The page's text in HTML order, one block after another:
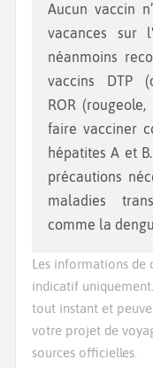
Aucun vaccin n’est obligatoire pour partir en
vacances sur
néanmoins
vaccins DTP
ROR
faire vacciner
hépatites A et
précautions
maladies
comme la
Les informations de
indicatif
tout instant et
votre projet de
sources officielles.